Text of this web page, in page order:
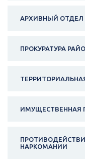
АРХИВНЫЙ ОТДЕЛ
ПРОКУРАТУРА
ИМУЩЕСТВЕННАЯ
НАРКОМАНИИ